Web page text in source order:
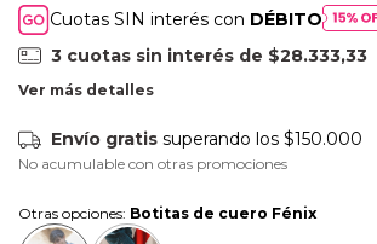
Cuotas SIN interés con DÉBITO
3 cuotas sin interés de $28.333,33
Ver más detalles
Envío gratis superando los $150.000
No acumulable con otras promociones
Otras opciones: Botitas de cuero Fénix